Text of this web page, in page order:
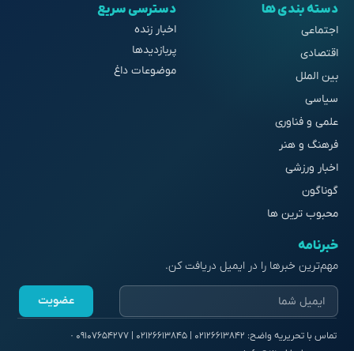
دسته بندی ها
اجتماعی
اقتصادی
بین الملل
سیاسی
علمی و فناوری
فرهنگ و هنر
اخبار ورزشی
گوناگون
محبوب ترین ها
دسترسی سریع
اخبار زنده
پربازدیدها
موضوعات داغ
خبرنامه
مهم‌ترین خبرها را در ایمیل دریافت کن.
عضویت